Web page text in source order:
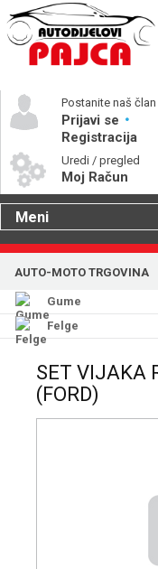
Postanite naš član
Prijavi se
Registracija
Uredi / pregled
Moj Račun
Meni
Gume
Katalog rezervnih
AUTO-MOTO TRGOVINA
Gume
Felge
SET VIJAKA
(FORD)